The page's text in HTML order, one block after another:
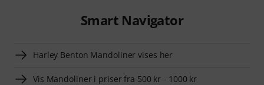
Smart Navigator
Harley Benton Mandoliner vises her
Vis Mandoliner i priser fra 500 kr - 1000 kr